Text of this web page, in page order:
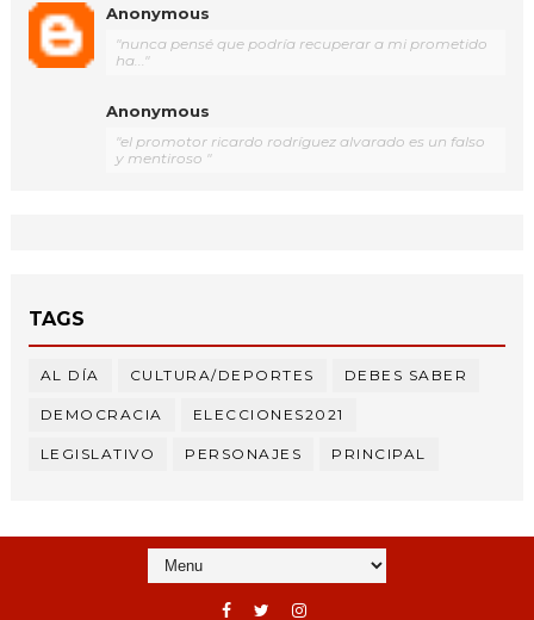
Anonymous
"nunca pensé que podría recuperar a mi prometido
ha..."
Anonymous
"el promotor ricardo rodríguez alvarado es un falso
y mentiroso "
TAGS
AL DÍA CULTURA/DEPORTES DEBES SABER
DEMOCRACIA ELECCIONES2021
LEGISLATIVO PERSONAJES PRINCIPAL